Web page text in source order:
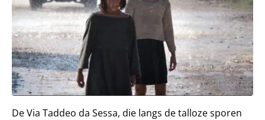
De Via Taddeo da Sessa, die langs de talloze sporen